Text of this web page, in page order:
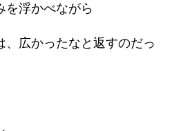
を浮かべながら
、広かったなと返すのだっ